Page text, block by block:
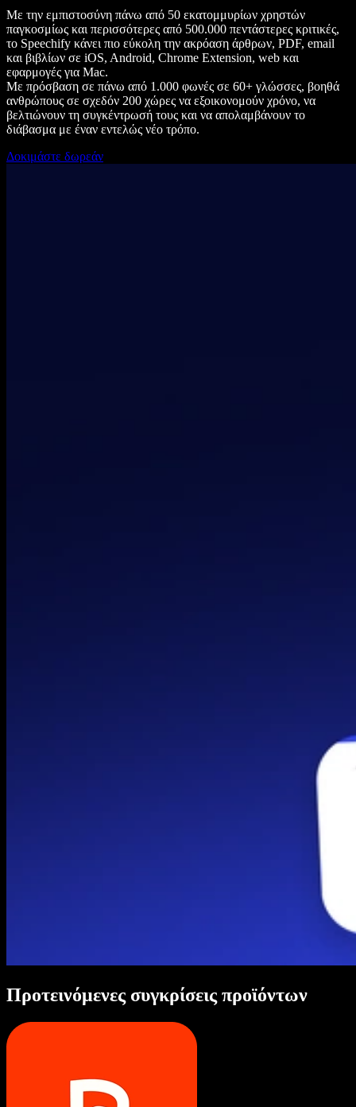
Με την εμπιστοσύνη πάνω από 50 εκατομμυρίων χρηστών
παγκοσμίως και περισσότερες από 500.000 πεντάστερες κριτικές,
το Speechify κάνει πιο εύκολη την ακρόαση άρθρων, PDF, email
και βιβλίων σε iOS, Android, Chrome Extension, web και
εφαρμογές για Mac.
Με πρόσβαση σε πάνω από 1.000 φωνές σε 60+ γλώσσες, βοηθά
ανθρώπους σε σχεδόν 200 χώρες να εξοικονομούν χρόνο, να
βελτιώνουν τη συγκέντρωσή τους και να απολαμβάνουν το
διάβασμα με έναν εντελώς νέο τρόπο.
Δοκιμάστε δωρεάν
Προτεινόμενες συγκρίσεις προϊόντων